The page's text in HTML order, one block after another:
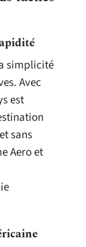
simplicité
Avec
est
sans
Aero et